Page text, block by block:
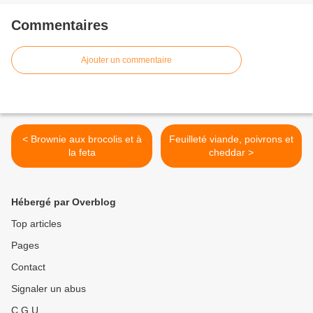
Commentaires
Ajouter un commentaire
< Brownie aux brocolis et à
la feta
Feuilleté viande, poivrons et
cheddar >
Hébergé par Overblog
Top articles
Pages
Contact
Signaler un abus
C.G.U.